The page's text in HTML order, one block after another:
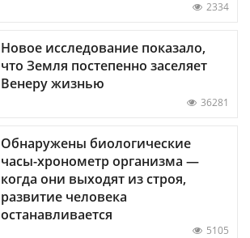
2334
Новое исследование показало,
что Земля постепенно заселяет
Венеру жизнью
36281
Обнаружены биологические
часы-хронометр организма —
когда они выходят из строя,
развитие человека
останавливается
5105